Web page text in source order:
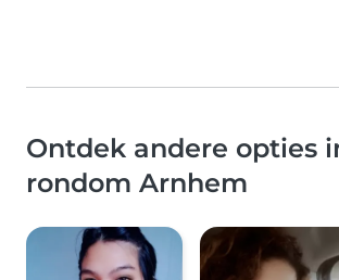
Ontdek andere opties
rondom Arnhem